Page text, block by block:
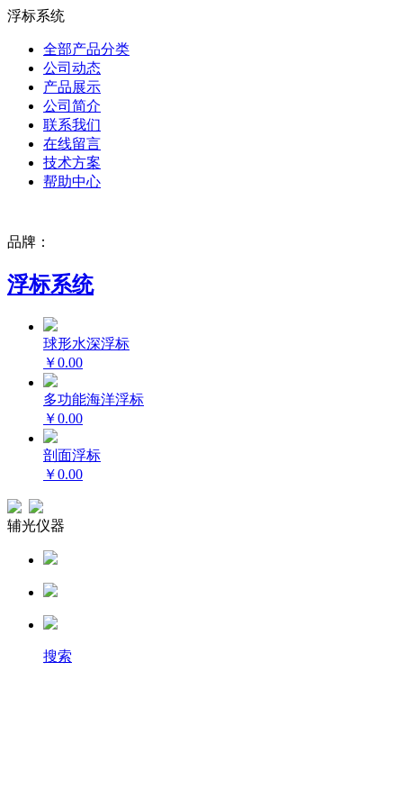
浮标系统
全部产品分类
公司动态
产品展示
公司简介
联系我们
在线留言
技术方案
帮助中心
品牌：
浮标系统
球形水深浮标
￥0.00
多功能海洋浮标
￥0.00
剖面浮标
￥0.00
辅光仪器
搜索